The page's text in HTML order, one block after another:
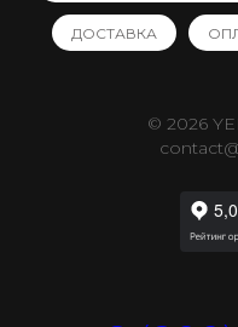
ДОСТАВКА
© 2026